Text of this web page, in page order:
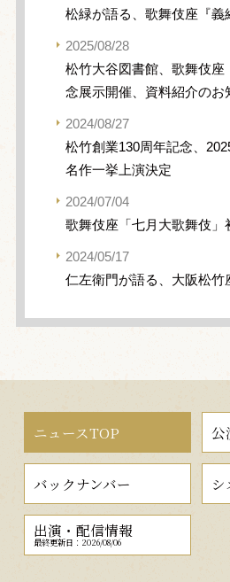
松緑が語る、歌舞伎座『義
2025/08/28
松竹大谷図書館、歌舞伎座
念展示開催、資料紹介のお
2024/08/27
松竹創業130周年記念、
名作一挙上演決定
2024/07/04
歌舞伎座「七月大歌舞伎」
2024/05/17
仁左衛門が語る、大阪松竹
ニュースTOP 公
バックナンバー
出演・配信情報
最終更新日：2026/08/06